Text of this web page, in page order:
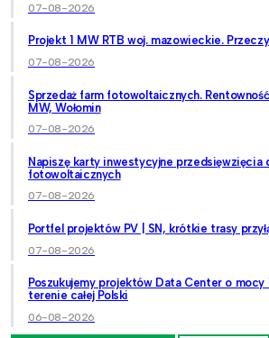
07-08-2026
Projekt 1 MW RTB woj. mazowieckie.
07-08-2026
Sprzedaż farm fotowoltaicznych.
MW, Wołomin
07-08-2026
Napiszę karty inwestycyjne przedsięwzięcia
fotowoltaicznych
07-08-2026
Portfel projektów PV | SN, krótkie trasy
07-08-2026
Poszukujemy projektów Data Center o mocy
terenie całej Polski
06-08-2026